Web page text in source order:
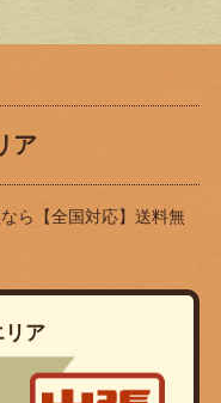
ア
ら
【全国対応】送料無
リア